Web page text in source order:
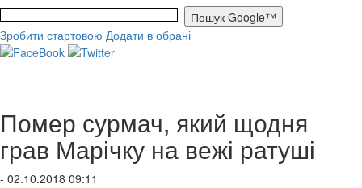
Зробити стартовою Додати в обрані
Помер сурмач, який щодня
грав Марічку на вежі ратуші
- 02.10.2018 09:11